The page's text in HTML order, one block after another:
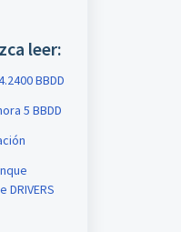
leer:
BBDD
5 BBDD
DRIVERS